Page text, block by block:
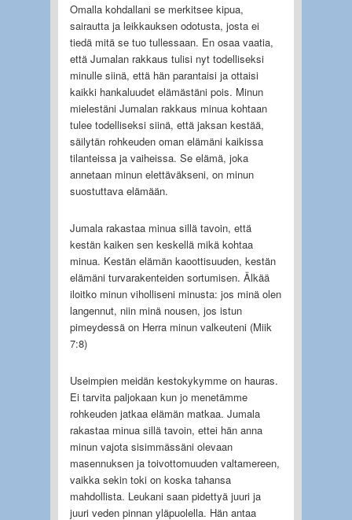
Omalla kohdallani se merkitsee kipua,
sairautta ja leikkauksen odotusta, josta ei
tiedä mitä se tuo tullessaan. En osaa vaatia,
että Jumalan rakkaus tulisi nyt todelliseksi
minulle siinä, että hän parantaisi ja ottaisi
kaikki hankaluudet elämästäni pois. Minun
mielestäni Jumalan rakkaus minua kohtaan
tulee todelliseksi siinä, että jaksan kestää,
säilytän rohkeuden oman elämäni kaikissa
tilanteissa ja vaiheissa. Se elämä, joka
annetaan minun elettäväkseni, on minun
suostuttava elämään.
Jumala rakastaa minua sillä tavoin, että
kestän kaiken sen keskellä mikä kohtaa
minua. Kestän elämän kaoottisuuden, kestän
elämäni turvarakenteiden sortumisen. Älkää
iloitko minun viholliseni minusta: jos minä olen
langennut, niin minä nousen, jos istun
pimeydessä on Herra minun valkeuteni (Miik
7:8)
Useimpien meidän kestokykymme on hauras.
Ei tarvita paljokaan kun jo menetämme
rohkeuden jatkaa elämän matkaa. Jumala
rakastaa minua sillä tavoin, ettei hän anna
minun vajota sisimmässäni olevaan
masennuksen ja toivottomuuden valtamereen,
vaikka sekin toki on koska tahansa
mahdollista. Leukani saan pidettyä juuri ja
juuri veden pinnan yläpuolella. Hän antaa